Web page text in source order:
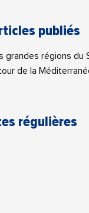
publiés
grandes régions du
de la
régulières